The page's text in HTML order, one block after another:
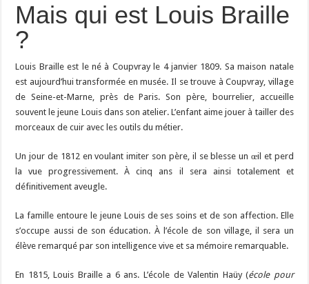
Mais qui est Louis Braille
?
Louis Braille est le né à Coupvray le 4 janvier 1809. Sa maison natale
est aujourd’hui transformée en musée. Il se trouve à Coupvray, village
de Seine-et-Marne, près de Paris. Son père, bourrelier, accueille
souvent le jeune Louis dans son atelier. L’enfant aime jouer à tailler des
morceaux de cuir avec les outils du métier.
Un jour de 1812 en voulant imiter son père, il se blesse un œil et perd
la vue progressivement. À cinq ans il sera ainsi totalement et
définitivement aveugle.
La famille entoure le jeune Louis de ses soins et de son affection. Elle
s’occupe aussi de son éducation. À l’école de son village, il sera un
élève remarqué par son intelligence vive et sa mémoire remarquable.
En 1815, Louis Braille a 6 ans. L’école de Valentin Haüy (école pour